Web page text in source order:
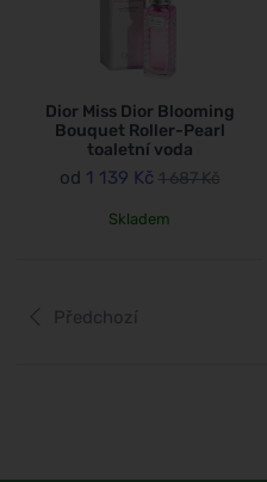
Dior Miss Dior Blooming
Bouquet Roller-Pearl
toaletní voda
od 1 139 Kč 1 687 Kč
Skladem
Předchozí